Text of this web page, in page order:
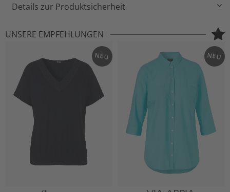
Details zur Produktsicherheit
UNSERE EMPFEHLUNGEN
NEU NEU